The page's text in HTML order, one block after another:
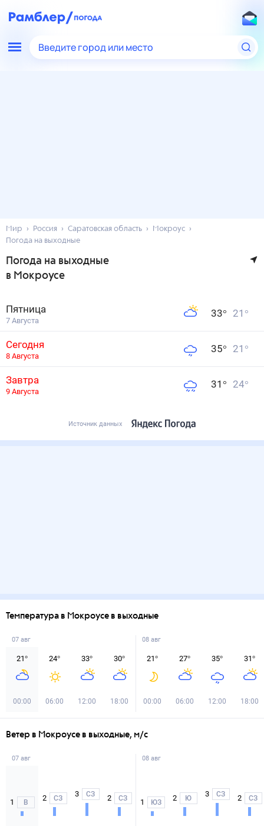
Введите город или место
Мир Россия Саратовская область
Мокроус
Погода на выходные
Погода на выходные
в Мокроусе
Пятница
7 Августа
33° 21 °
Сегодня
8 Августа
35° 21 °
Завтра
9 Августа
31 ° 24°
Источник данных
Температура в Мокроусе в выходные
07 авг
21°
00:00
24°
06:00
33°
12:00
30°
18:00
08 авг
21°
00:00
27°
06:00
35°
12:00
31°
18:00
Ветер в Мокроусе в выходные, м/с
07 авг
1 В 2 СЗ 3 СЗ 2 СЗ
08 авг
1 ЮЗ 2 Ю 3 СЗ 2 СЗ